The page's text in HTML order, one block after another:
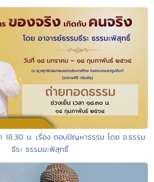
18.30 น. เรื่อง ตอบปัญหาธรรม โดย อ.ธรรม
ธีระ ธรรมมะพิสุทธิ์